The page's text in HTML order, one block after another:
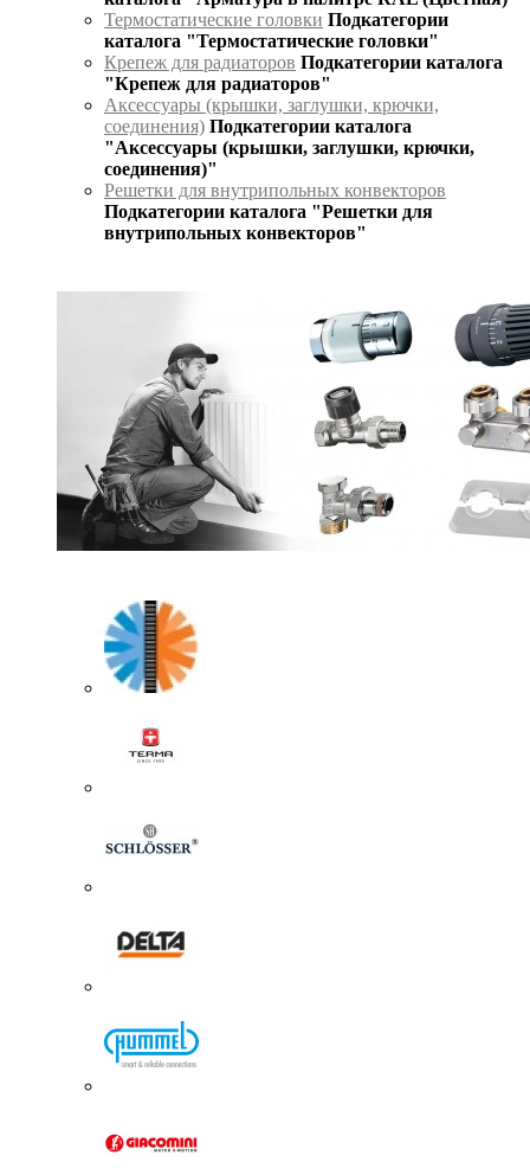
Термостатические головки Подкатегории
каталога "Термостатические головки"
Крепеж для радиаторов Подкатегории каталога
"Крепеж для радиаторов"
Аксессуары (крышки, заглушки, крючки,
соединения) Подкатегории каталога
"Аксессуары (крышки, заглушки, крючки,
соединения)"
Решетки для внутрипольных конвекторов
Подкатегории каталога "Решетки для
внутрипольных конвекторов"